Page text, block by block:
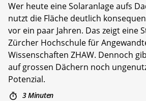
Wer heute eine Solaranlage aufs
nutzt die Fläche deutlich
vor ein paar Jahren. Das zeigt eine
Zürcher Hochschule für
Wissenschaften ZHAW. Dennoch
auf grossen Dächern noch
Potenzial.
3 Minuten